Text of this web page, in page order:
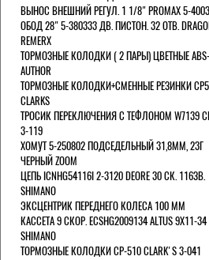
ВЫНОС ВНЕШНИЙ РЕГУЛ. 1 1/8" PROMAX 5-
ОБОД 28" 5-380333 ДВ. ПИСТОН. 32 ОТВ.
REMERX
ТОРМОЗНЫЕ КОЛОДКИ ( 2 ПАРЫ) ЦВЕТНЫЕ
AUTHOR
ТОРМОЗНЫЕ КОЛОДКИ+СМЕННЫЕ РЕЗИНКИ
CLARKS
ТРОСИК ПЕРЕКЛЮЧЕНИЯ С ТЕФЛОНОМ W7139
3-119
ХОМУТ 5-250802 ПОДСЕДЕЛЬНЫЙ 31,8ММ, 23Г
ЧЕРНЫЙ ZOOM
ЦЕПЬ ICNHG54116I 2-3120 DEORE 30 СК. 116ЗВ.
SHIMANO
ЭКСЦЕНТРИК ПЕРЕДНЕГО КОЛЕСА 100 ММ
КАССЕТА 9 СКОР. ECSHG2009134 ALTUS 9Х11-34
SHIMANO
ТОРМОЗНЫЕ КОЛОДКИ CP-510 CLARK'S 3-041